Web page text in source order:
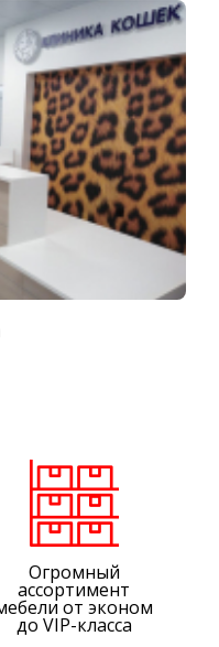
Огромный
ассортимент
от эконом
до VIP-класса